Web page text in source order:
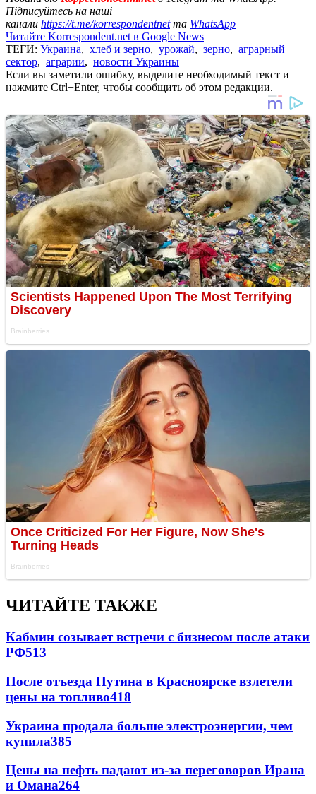
Підписуйтесь на наші
канали https://t.me/korrespondentnetта WhatsApp
Читайте Korrespondent.net в Google News
ТЕГИ: Украина, хлеб и зерно, урожай, зерно, аграрный
сектор, аграрии, новости Украины
Если вы заметили ошибку, выделите необходимый текст и
нажмите Ctrl+Enter, чтобы сообщить об этом редакции.
ЧИТАЙТЕ ТАКЖЕ
Кабмин созывает встречи с бизнесом после атаки
РФ513
После отъезда Путина в Красноярске взлетели
цены на топливо418
Украина продала больше электроэнергии, чем
купила385
Цены на нефть падают из-за переговоров Ирана
и Омана264